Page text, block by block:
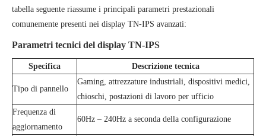
tabella seguente riassume i principali parametri prestazionali
comunemente presenti nei display TN-IPS avanzati:
Parametri tecnici del display TN-IPS
Specifica Descrizione tecnica
Tipo di pannello
Gaming, attrezzature industriali, dispositivi medici,
chioschi, postazioni di lavoro per ufficio
Frequenza di
aggiornamento
60Hz – 240Hz a seconda della configurazione